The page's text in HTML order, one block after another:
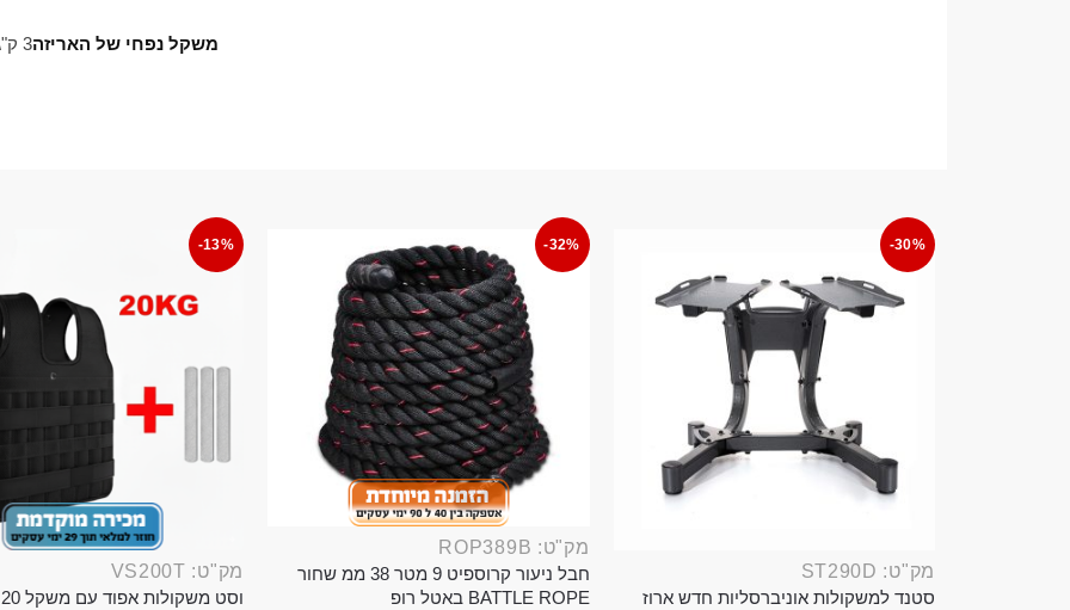
משקל נפחי של האריזה3 ק"ג
-30%
מק"ט: ST290D
סטנד למשקולות אוניברסליות חדש ארוז
-32%
מק"ט: ROP389B
חבל ניעור קרוספיט 9 מטר 38 ממ שחור
BATTLE ROPE באטל רופ
-13%
מק"ט: VS200T